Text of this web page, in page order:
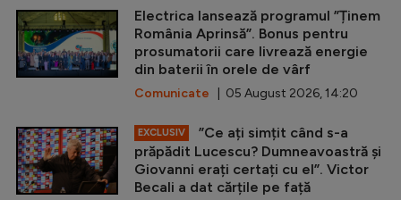
Electrica lansează programul ”Ținem
România Aprinsă”. Bonus pentru
prosumatorii care livrează energie
din baterii în orele de vârf
Comunicate | 05 August 2026, 14:20
EXCLUSIV
”Ce ați simțit când s-a
prăpădit Lucescu? Dumneavoastră și
Giovanni erați certați cu el”. Victor
Becali a dat cărțile pe față